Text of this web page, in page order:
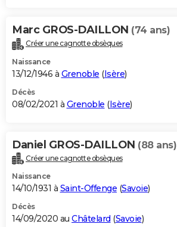
Marc GROS-DAILLON (74 ans)
Créer une cagnotte obsèques
Naissance
13/12/1946 à Grenoble (Isère)
Décès
08/02/2021 à Grenoble (Isère)
Daniel GROS-DAILLON (88 ans)
Créer une cagnotte obsèques
Naissance
14/10/1931 à Saint-Offenge (Savoie)
Décès
14/09/2020 au Châtelard (Savoie)